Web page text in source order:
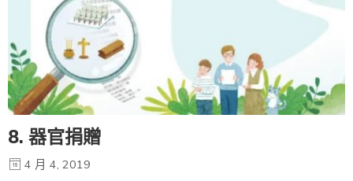
8. 器官捐贈
4 月 4, 2019